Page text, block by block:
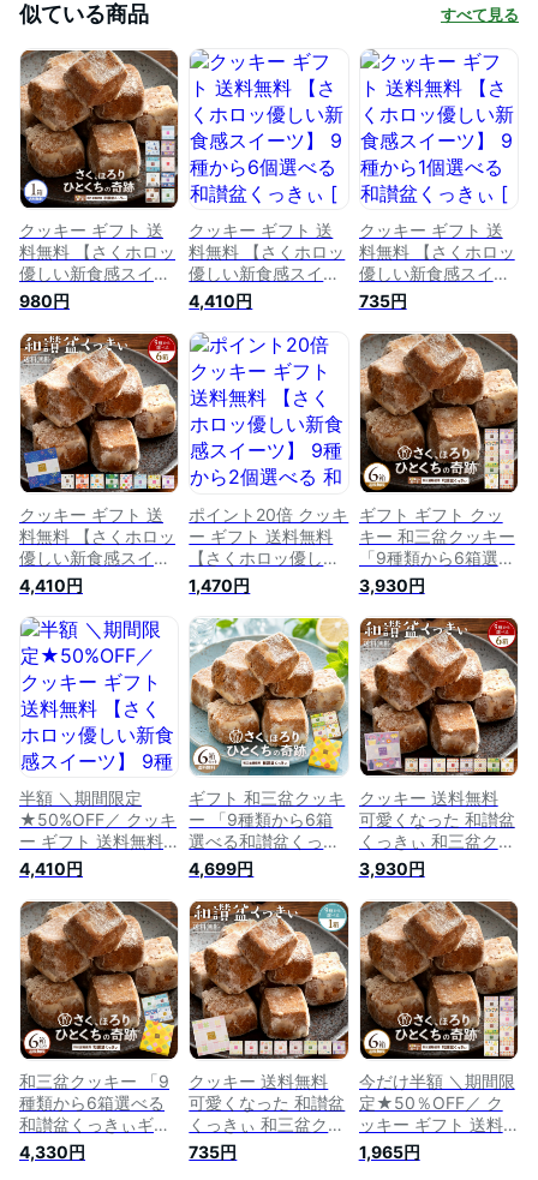
似ている商品 すべて見る
クッキー ギフト 送
料無料 【さくホロッ
優しい新食感スイー
ツ】 9種から1個選べ
る 和讃盆くっきぃ [
高級砂糖 和三盆糖使
用 お菓子 詰め合わ
せ かわいい プレゼ
ント 和三盆クッキー
焼き菓子 和三盆 ]
980円
クッキー ギフト 送
料無料 【さくホロッ
優しい新食感スイー
ツ】 9種から6個選
べる 和讃盆くっきぃ
[ 高級砂糖 和三盆糖
使用 スイーツ お菓
子 詰め合わせ かわ
いい お返し プレゼ
ント プチギフト お
取り寄せ 和三盆クッ
キー 焼き菓子 和三
盆 お取り寄せグルメ
子供 ]
4,410円
クッキー ギフト 送
料無料 【さくホロッ
優しい新食感スイー
ツ】 9種から1個選べ
る 和讃盆くっきぃ [
高級砂糖 和三盆糖使
用 お菓子 詰め合わ
せ かわいい お返し
プレゼント プチギフ
ト お取り寄せ スイ
ーツ 和三盆クッキー
焼き菓子 和三盆 ]
735円
クッキー ギフト 送
料無料 【さくホロッ
優しい新食感スイー
ツ】 9種から6個選
べる 和讃盆くっきぃ
[ 高級砂糖 和三盆糖
使用 スイーツ お菓
子 詰め合わせ プレ
ゼント プチギフト
和三盆クッキー 焼き
菓子 和三盆 ]
4,410円
ポイント20倍 クッキ
ー ギフト 送料無料
【さくホロッ優しい
新食感スイーツ】 9
種から2個選べる 和
讃盆くっきぃ [ 高級
砂糖 和三盆糖使用
スイーツ お菓子 か
わいい プレゼント
プチギフト お取り寄
せ 和三盆クッキー
焼き菓子 セット 和
三盆 お取り寄せグル
メ 子供 ]
1,470円
ギフト ギフト クッ
キー 和三盆クッキー
「9種類から6箱選べ
る和讃盆くっきぃセ
ット」 送料無料 [ 和
三盆菓子 和三盆 ク
ッキー お取り寄せ
ギフト プチギフト
贈り物 詰め合わせ
焼き菓子 ]
3,930円
半額 ＼期間限定
★50%OFF／ クッキ
ー ギフト 送料無料
【さくホロッ優しい
新食感スイーツ】 9
種から6個選べる 和
讃盆くっきぃ [ 高級
砂糖 和三盆糖使用
スイーツ お菓子 か
わいい プレゼント
プチギフト お取り寄
せ 和三盆クッキー
焼き菓子 ] 楽天スー
パーSALE セール
4,410円
ギフト 和三盆クッキ
ー 「9種類から6箱
選べる和讃盆くっき
ぃギフトセット」 送
料無料 [ 和三盆菓子
和三盆スイーツ 高級
クッキー お取り寄せ
プチギフト ギフト ]
4,699円
クッキー 送料無料
可愛くなった 和讃盆
くっきぃ 和三盆クッ
キー 讃岐和三盆糖使
用 9種から6個選べ
る 讃岐 和三盆くっ
きぃ スイーツ お礼
プチギフト お取り寄
せスイーツ 子供 お
取り寄せグルメ
3,930円
和三盆クッキー 「9
種類から6箱選べる
和讃盆くっきぃギフ
トセット」 送料無料
[ 和三盆菓子 和三盆
4,330円
クッキー 送料無料
可愛くなった 和讃盆
くっきぃ 和三盆クッ
キー 讃岐和三盆糖使
用 9種から1個選べる
735円
今だけ半額 ＼期間限
定★50％OFF／ ク
ッキー ギフト 送料
無料 【さくホロッ優
しい新食感スイー
1,965円